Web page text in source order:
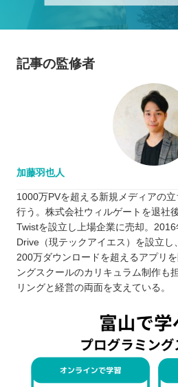
記事の監修者
加藤羽也人
1000万PVを超える新規メディアの
行う。株式会社ウィルゲートを退社
Twistを設立し上場企業に売却。
Drive（現テックアイエス）を設立し
200万ダウンロードを超えるアプリ
ングスクールのカリキュラム制作も
リングと経営の両面を支えている。